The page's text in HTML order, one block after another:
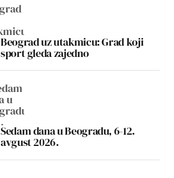
Beograd uz utakmicu: Grad koji
sport gleda zajedno
Sedam dana u Beogradu, 6-12.
avgust 2026.